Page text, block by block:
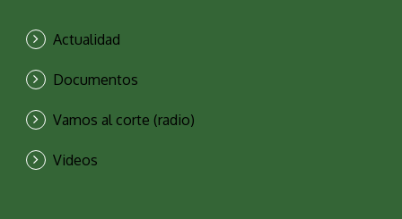
Actualidad
Documentos
Vamos al corte (radio)
Videos